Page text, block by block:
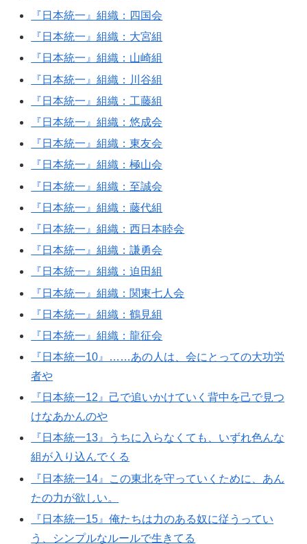
『日本統一』組織：四国会
『日本統一』組織：大宮組
『日本統一』組織：山崎組
『日本統一』組織：川谷組
『日本統一』組織：工藤組
『日本統一』組織：悠成会
『日本統一』組織：東友会
『日本統一』組織：極山会
『日本統一』組織：至誠会
『日本統一』組織：藤代組
『日本統一』組織：西日本睦会
『日本統一』組織：謙勇会
『日本統一』組織：迫田組
『日本統一』組織：関東七人会
『日本統一』組織：鶴見組
『日本統一』組織：龍征会
『日本統一10』……あの人は、会にとっての大功労
者や
『日本統一12』己で追いかけていく背中を己で見つ
けなあかんのや
『日本統一13』うちに入らなくても、いずれ色んな
組が入り込んでくる
『日本統一14』この東北を守っていくために、あん
たの力が欲しい。
『日本統一15』俺たちは力のある奴に従うってい
う、シンプルなルールで生きてる